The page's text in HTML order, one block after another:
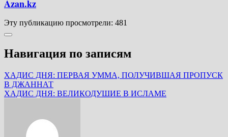
Azan.kz
Эту публикацию просмотрели: 481
Навигация по записям
ХАДИС ДНЯ: ПЕРВАЯ УММА, ПОЛУЧИВШАЯ ПРОПУСК
В ДЖАННАТ
ХАДИС ДНЯ: ВЕЛИКОДУШИЕ В ИСЛАМЕ